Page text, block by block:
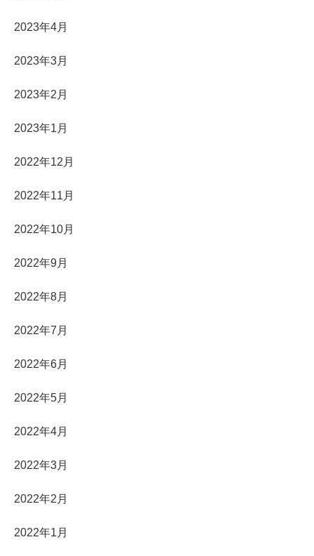
2023年4月
2023年3月
2023年2月
2023年1月
2022年12月
2022年11月
2022年10月
2022年9月
2022年8月
2022年7月
2022年6月
2022年5月
2022年4月
2022年3月
2022年2月
2022年1月